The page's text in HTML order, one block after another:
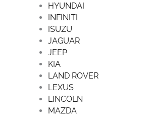
HYUNDAI
INFINITI
ISUZU
JAGUAR
JEEP
KIA
LAND ROVER
LEXUS
LINCOLN
MAZDA